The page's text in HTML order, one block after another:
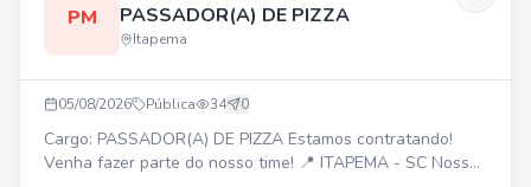
PM PASSADOR(A) DE PIZZA
Itapema
05/08/2026 Pública 34 0
Cargo: PASSADOR(A) DE PIZZA Estamos contratando!
Venha fazer parte do nosso time! 📍 ITAPEMA - SC Nossa